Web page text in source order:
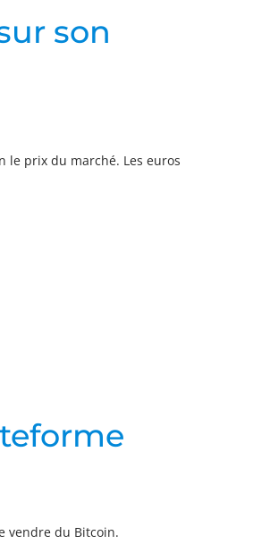
son
le prix du marché. Les euros
vendre du Bitcoin.